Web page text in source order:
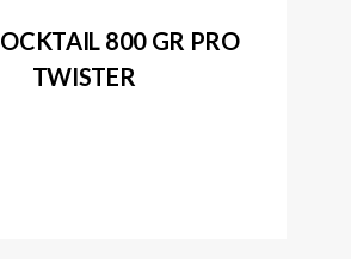
800 GR PRO
TWISTER